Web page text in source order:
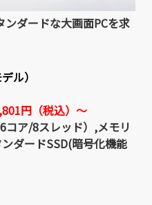
ダードな大画面PCを求
ル）
円（税込）～
ア/8スレッド）,メモリ
ダードSSD(暗号化機能